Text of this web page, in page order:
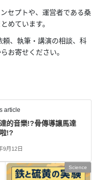
セプトや、運営者である桑
めています。
、執筆・講演の相談、科
お寄せください。
article
的音樂!?骨傳導讓馬達
!?
9月12日
Science